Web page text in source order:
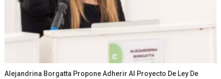
Alejandrina Borgatta Propone Adherir Al Proyecto De Ley De